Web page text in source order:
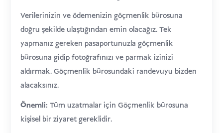
Verilerinizin ve ödemenizin göçmenlik bürosuna
doğru şekilde ulaştığından emin olacağız. Tek
yapmanız gereken pasaportunuzla göçmenlik
bürosuna gidip fotoğrafınızı ve parmak izinizi
aldırmak. Göçmenlik bürosundaki randevuyu bizden
alacaksınız.
Önemli: Tüm uzatmalar için Göçmenlik bürosuna
kişisel bir ziyaret gereklidir.